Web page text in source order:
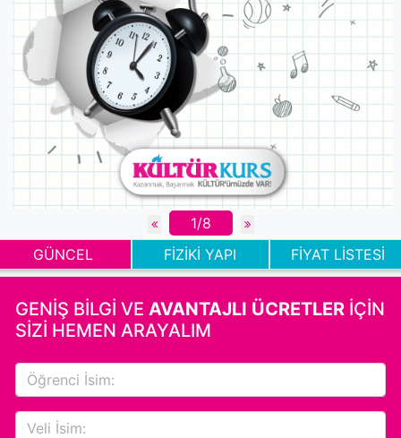
1/8
GÜNCEL
FİZİKİ YAPI FİYAT LİSTESİ
GENİŞ BİLGİ VE AVANTAJLI ÜCRETLER İÇİN
SİZİ HEMEN ARAYALIM